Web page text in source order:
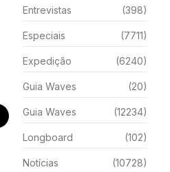
Entrevistas (398)
Especiais (7711)
Expedição (6240)
Guia Waves (20)
Guia Waves (12234)
Longboard (102)
Notícias (10728)